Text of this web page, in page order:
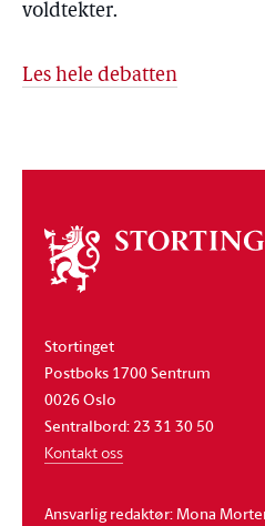
voldtekter.
Les hele debatten
Om
stortinget
Stortinget
Postboks 1700 Sentrum
0026 Oslo
Sentralbord: 23 31 30 50
Kontakt oss
Ansvarlig redaktør: Mona